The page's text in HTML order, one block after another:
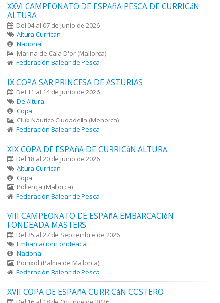
XXVI CAMPEONATO DE ESPAñA PESCA DE CURRICáN
ALTURA
Del 04 al 07 de Junio de 2026
Altura Curricán
Nacional
Marina de Cala D'or (Mallorca)
Federación Balear de Pesca
IX COPA SAR PRINCESA DE ASTURIAS
Del 11 al 14 de Junio de 2026
De Altura
Copa
Club Náutico Ciudadella (Menorca)
Federación Balear de Pesca
XIX COPA DE ESPAñA DE CURRICáN ALTURA
Del 18 al 20 de Junio de 2026
Altura Curricán
Copa
Pollença (Mallorca)
Federación Balear de Pesca
VIII CAMPEONATO DE ESPAñA EMBARCACIóN
FONDEADA MASTERS
Del 25 al 27 de Septiembre de 2026
Embarcación Fondeada
Nacional
Portixol (Palma de Mallorca)
Federación Balear de Pesca
XVII COPA DE ESPAñA CURRICáN COSTERO